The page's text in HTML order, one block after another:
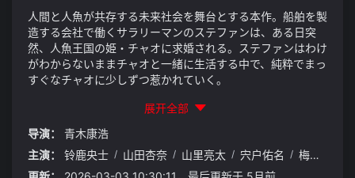
人間と人魚が共存する未来社会を舞台とする本作。船舶を製
造する会社で働くサラリーマンのステファンは、ある日突
然、人魚王国の姫・チャオに求婚される。ステファンはわけ
がわからないままチャオと一緒に生活する中で、純粋でまっ
すぐなチャオに少しずつ惹かれていく。
展开全部
导演：
青木康浩
主演：
铃鹿央士 / 山田杏奈 / 山里亮太 / 宍户佑名 / 梅原裕一郎